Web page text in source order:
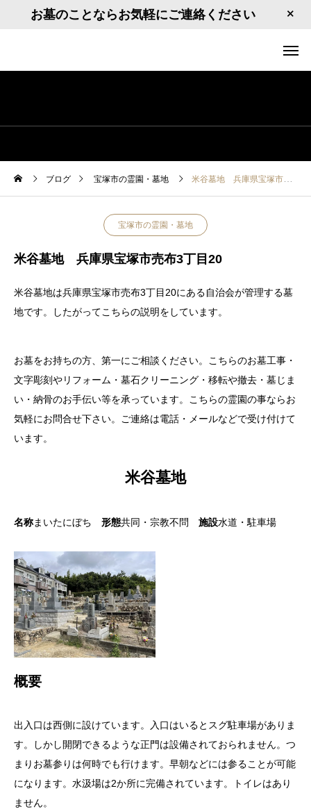
お墓のことならお気軽にご連絡ください
ブログ 宝塚市の霊園・墓地 米谷墓地 兵庫県宝塚市売布3丁目20
宝塚市の霊園・墓地
米谷墓地 兵庫県宝塚市売布3丁目20
米谷墓地は兵庫県宝塚市売布3丁目20にある自治会が管理する墓
地です。したがってこちらの説明をしています。
お墓をお持ちの方、第一にご相談ください。こちらのお墓工事・
文字彫刻やリフォーム・墓石クリーニング・移転や撤去・墓じま
い・納骨のお手伝い等を承っています。こちらの霊園の事ならお
気軽にお問合せ下さい。ご連絡は電話・メールなどで受け付けて
います。
米谷墓地
名称まいたにぼち 形態共同・宗教不問 施設水道・駐車場
概要
出入口は西側に設けています。入口はいるとスグ駐車場がありま
す。しかし開閉できるような正門は設備されておられません。つ
まりお墓参りは何時でも行けます。早朝などには参ることが可能
になります。水汲場は2か所に完備されています。トイレはあり
ません。